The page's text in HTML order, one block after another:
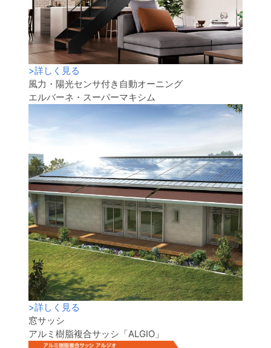
>詳しく見る
風力・陽光センサ付き自動オーニング
エルバーネ・スーパーマキシム
>詳しく見る
窓サッシ
アルミ樹脂複合サッシ「ALGIO」